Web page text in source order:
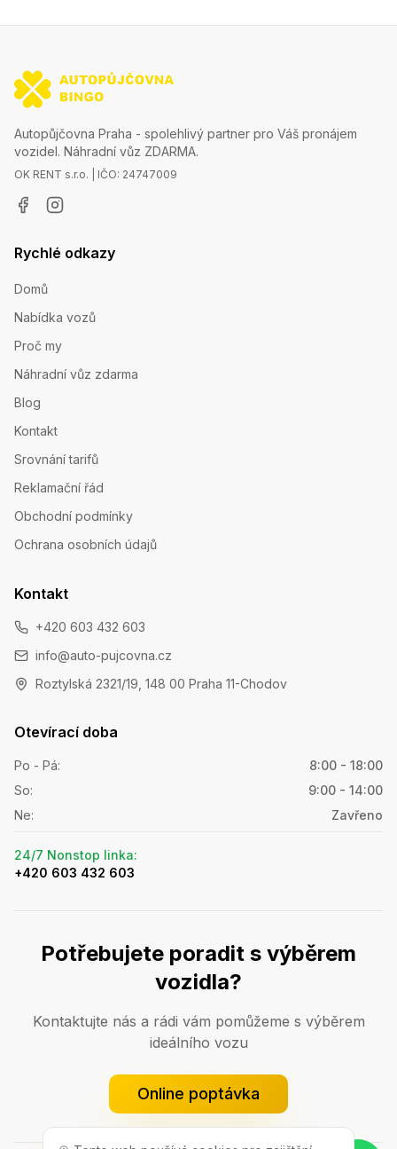
Autopůjčovna Praha - spolehlivý partner pro Váš pronájem
vozidel. Náhradní vůz ZDARMA.
OK RENT s.r.o. | IČO: 24747009
Rychlé odkazy
Domů
Nabídka vozů
Proč my
Náhradní vůz zdarma
Blog
Kontakt
Srovnání tarifů
Reklamační řád
Obchodní podmínky
Ochrana osobních údajů
Kontakt
+420 603 432 603
info@auto-pujcovna.cz
Roztylská 2321/19, 148 00 Praha 11-Chodov
Otevírací doba
Po - Pá:
8:00 - 18:00
So:
9:00 - 14:00
Ne: Zavřeno
24/7 Nonstop linka:
+420 603 432 603
Potřebujete poradit s výběrem
vozidla?
Kontaktujte nás a rádi vám pomůžeme s výběrem
ideálního vozu
Online poptávka